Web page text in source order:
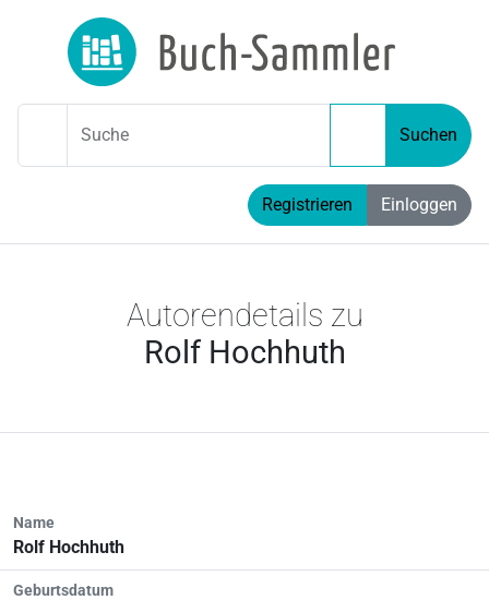
Suche Suchen
Registrieren Einloggen
Autorendetails zu
Rolf Hochhuth
Name
Rolf Hochhuth
Geburtsdatum